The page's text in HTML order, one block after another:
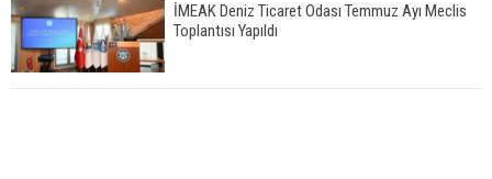
İMEAK Deniz Ticaret Odası Temmuz Ayı Meclis
Toplantısı Yapıldı